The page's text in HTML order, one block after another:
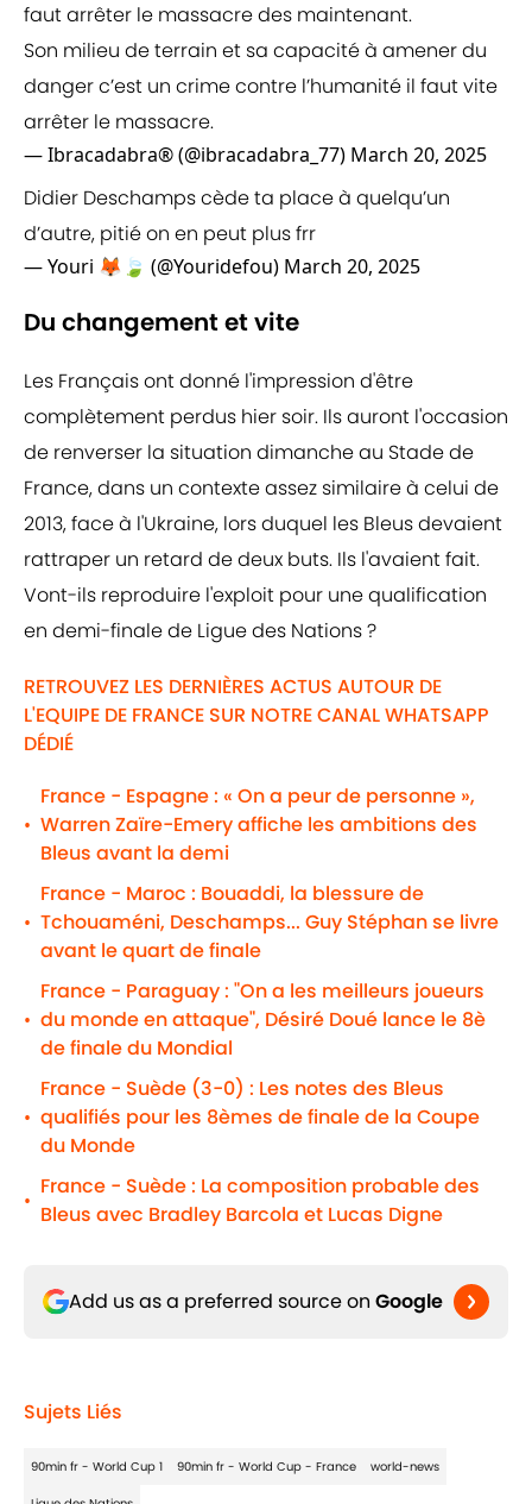
faut arrêter le massacre des maintenant.
Son milieu de terrain et sa capacité à amener du
danger c’est un crime contre l’humanité il faut vite
arrêter le massacre.
— Ibracadabra® (@ibracadabra_77) March 20, 2025
Didier Deschamps cède ta place à quelqu’un
d’autre, pitié on en peut plus frr
— Youri 🦊🍃 (@Youridefou) March 20, 2025
Du changement et vite
Les Français ont donné l'impression d'être
complètement perdus hier soir. Ils auront l'occasion
de renverser la situation dimanche au Stade de
France, dans un contexte assez similaire à celui de
2013, face à l'Ukraine, lors duquel les Bleus devaient
rattraper un retard de deux buts. Ils l'avaient fait.
Vont-ils reproduire l'exploit pour une qualification
en demi-finale de Ligue des Nations ?
RETROUVEZ LES DERNIÈRES ACTUS AUTOUR DE
L'EQUIPE DE FRANCE SUR NOTRE CANAL WHATSAPP
DÉDIÉ
•
France - Espagne : « On a peur de personne »,
Warren Zaïre-Emery affiche les ambitions des
Bleus avant la demi
•
France - Maroc : Bouaddi, la blessure de
Tchouaméni, Deschamps... Guy Stéphan se livre
avant le quart de finale
•
France - Paraguay : "On a les meilleurs joueurs
du monde en attaque", Désiré Doué lance le 8è
de finale du Mondial
•
France - Suède (3-0) : Les notes des Bleus
qualifiés pour les 8èmes de finale de la Coupe
du Monde
•
France - Suède : La composition probable des
Bleus avec Bradley Barcola et Lucas Digne
Add us as a preferred source on Google
Sujets Liés
90min fr - World Cup 1 90min fr - World Cup - France world-news